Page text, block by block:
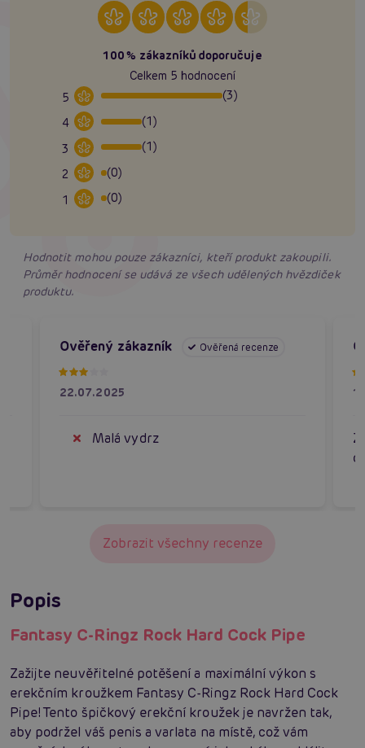
100% zákazníků doporučuje
Celkem 5 hodnocení
5
(3)
4
(1)
3
(1)
2
(0)
1
(0)
Hodnotit mohou pouze zákazníci, kteří produkt zakoupili.
Průměr hodnocení se udává ze všech udělených hvězdiček
produktu.
Ověřený zákazník Ověřená recenze
22.07.2025
Malá vydrz
Zobrazit všechny recenze
Popis
Fantasy C-Ringz Rock Hard Cock Pipe
Zažijte neuvěřitelné potěšení a maximální výkon s
erekčním kroužkem Fantasy C-Ringz Rock Hard Cock
Pipe! Tento špičkový erekční kroužek je navržen tak,
aby podržel váš penis a varlata na místě, což vám